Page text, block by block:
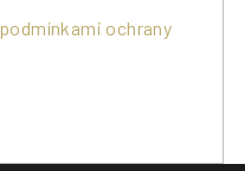
podmínkami ochrany